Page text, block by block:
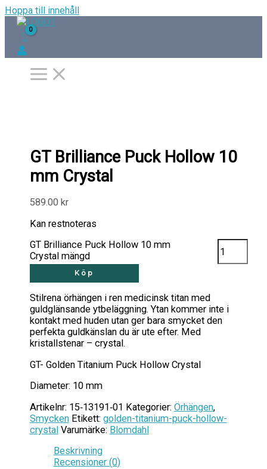
Hoppa till innehåll
GT Brilliance Puck Hollow 10
mm Crystal
589.00 kr
Kan restnoteras
GT Brilliance Puck Hollow 10 mm
Crystal mängd
Köp
Stilrena örhängen i ren medicinsk titan med
guldglänsande ytbeläggning. Ytan kommer inte i
kontakt med huden utan ger bara smycket den
perfekta guldkänslan du är ute efter. Med
kristallstenar – crystal.
GT- Golden Titanium Puck Hollow Crystal
Diameter: 10 mm
Artikelnr: 15‑13191‑01 Kategorier: Örhängen,
Smycken Etikett: golden-titanium-puck-hollow-
crystal Varumärke: Blomdahl
Beskrivning
Recensioner (0)